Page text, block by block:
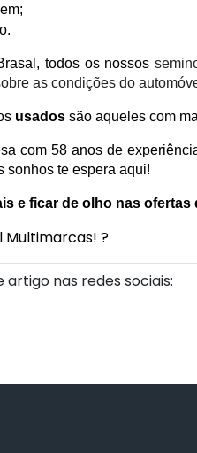
todos os nossos
as condições do
usados são aqueles com
com 58 anos de
sonhos te espera aqui!
e ficar de olho nas
Multimarcas! ?
nas redes sociais: